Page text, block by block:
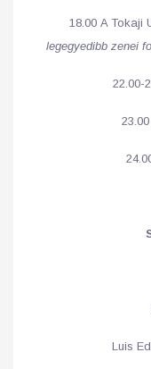
18.00 A Tokaji
legegyedibb zenei
22.00-
23.00
Luis